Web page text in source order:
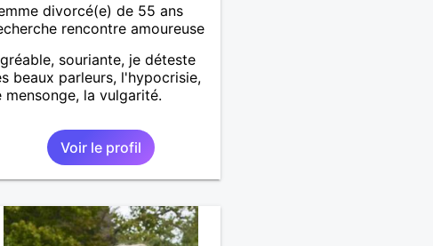
divorcé(e) de 55 ans
rencontre amoureuse
souriante, je déteste
beaux parleurs, l'hypocrisie,
mensonge, la vulgarité.
Voir le profil